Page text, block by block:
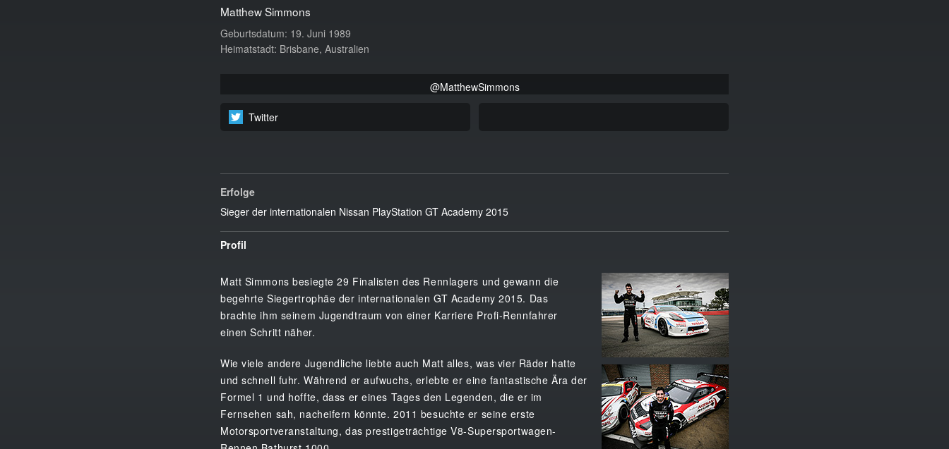
Matthew Simmons
Geburtsdatum: 19. Juni 1989
Heimatstadt: Brisbane, Australien
@MatthewSimmons
Twitter
Erfolge
Sieger der internationalen Nissan PlayStation GT Academy 2015
Profil
Matt Simmons besiegte 29 Finalisten des Rennlagers und gewann die
begehrte Siegertrophäe der internationalen GT Academy 2015. Das
brachte ihm seinem Jugendtraum von einer Karriere Profi-Rennfahrer
einen Schritt näher.
Wie viele andere Jugendliche liebte auch Matt alles, was vier Räder hatte
und schnell fuhr. Während er aufwuchs, erlebte er eine fantastische Ära der
Formel 1 und hoffte, dass er eines Tages den Legenden, die er im
Fernsehen sah, nacheifern könnte. 2011 besuchte er seine erste
Motorsportveranstaltung, das prestigeträchtige V8-Supersportwagen-